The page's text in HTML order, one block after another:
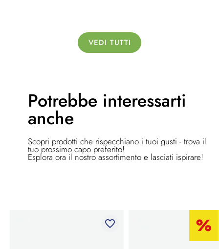
VEDI TUTTI
Potrebbe interessarti
anche
Scopri prodotti che rispecchiano i tuoi gusti - trova il
tuo prossimo capo preferito!
Esplora ora il nostro assortimento e lasciati ispirare!
favorite_border